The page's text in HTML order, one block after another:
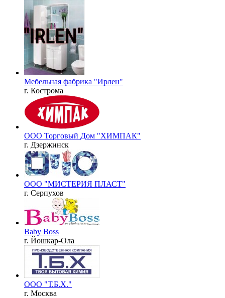
Мебельная фабрика "Ирлен"
г. Кострома
ООО Торговый Дом "ХИМПАК"
г. Дзержинск
ООО "МИСТЕРИЯ ПЛАСТ"
г. Серпухов
Baby Boss
г. Йошкар-Ола
ООО "Т.Б.Х."
г. Москва